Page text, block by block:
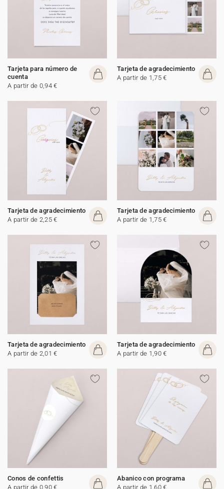
Tarjeta para número de
cuenta
A partir de 0,94 €
Tarjeta de agradecimiento
A partir de 1,75 €
Tarjeta de agradecimiento
A partir de 2,25 €
Tarjeta de agradecimiento
A partir de 1,75 €
Tarjeta de agradecimiento
A partir de 2,01 €
Tarjeta de agradecimiento
A partir de 1,90 €
Conos de confettis
A partir de 0,90 €
Abanico con programa
A partir de 1,60 €